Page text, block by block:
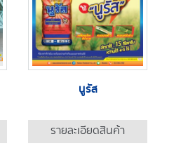
นูรัส
รายละเอียดสินค้า